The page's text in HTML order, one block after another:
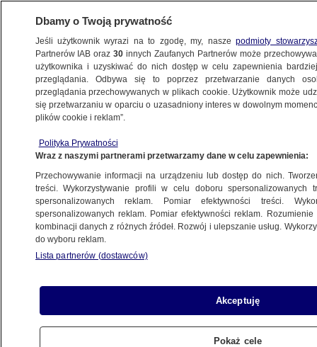
BIZNES
RYNKI
Macrona. Inwestorzy śledzą politykę
25.09.2017, 12:16
Udostępnij
Na giełdach w zachodniej Europie spadki.
Bundestagu - informują maklerzy. Angela Merkel
po raz czwarty będzie kanclerzem Niemiec.
Dbamy o Twoją prywatność
Jeśli użytkownik wyrazi na to zgodę, my, naszepodmioty
Partnerów IAB oraz30 innych Zaufanych Partnerów może
użytkownika i uzyskiwać do nich dostęp w celu zapewnienia
przeglądania. Odbywa się to poprzez przetwarzanie danych
przeglądania przechowywanych w plikach cookie. Użytkownik może
się przetwarzaniu w oparciu o uzasadniony interes w dowolnym
plików cookie i reklam”.
Polityka Prywatności
Wraz z naszymi partnerami przetwarzamy dane w celu zapewnienia:
Przechowywanie informacji na urządzeniu lub dostęp do nich.
treści. Wykorzystywanie profili w celu doboru spersonalizowanych
spersonalizowanych reklam. Pomiar efektywności treści.
spersonalizowanych reklam. Pomiar efektywności reklam.
kombinacji danych z różnych źródeł. Rozwój i ulepszanie usług.
do wyboru reklam.
Lista partnerów (dostawców)
Akceptuję
Pokaż cele